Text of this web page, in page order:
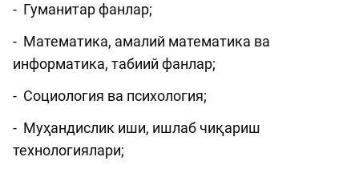
- Гуманитар фанлар;
- Математика, амалий математика ва
информатика, табиий фанлар;
- Социология ва психология;
- Муҳандислик иши, ишлаб чиқариш
технологиялари;